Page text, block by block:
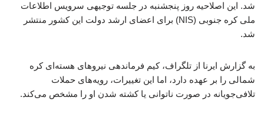
شد. این اصلاحیه روز پنجشنبه در جلسه توجیهی سرویس اطلاعات
ملی کره جنوبی (NIS) برای اعضای ارشد دولت این کشور منتشر
شد.
به گزارش ایرنا از تلگراف، کیم فرماندهی نیروهای هسته‌ای کره
شمالی را بر عهده دارد، اما این تغییرات، رویه‌های حملات
تلافی‌جویانه در صورت ناتوانی یا کشته شدن او را مشخص می‌کند.